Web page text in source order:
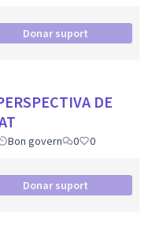
Donar suport
DE
Bon govern 0 0
Donar suport